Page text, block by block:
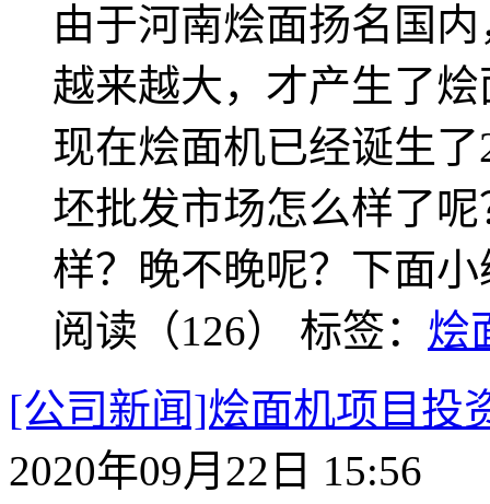
由于河南烩面扬名国
越来越大，才产生了
现在烩面机已经诞生
坯批发市场怎么样了
样？晚不晚呢？下面
阅读（126） 标签： 烩
[公司新闻]烩面机项目投
2020年09月22日 15:56